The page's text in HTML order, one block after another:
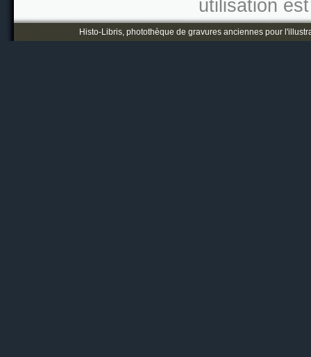
utilisation
Histo-Libris, photothèque de gravures anciennes pour